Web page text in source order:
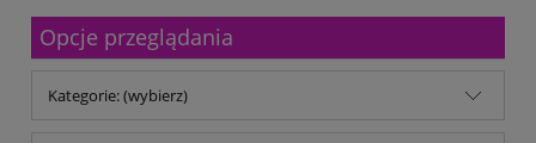
Malfini
Michalczyk & Prokop
Mitsubishi Company
MM Kwidzyń Sp. z o.o.
Mondi
Opcje przeglądania
Kategorie: (wybierz)